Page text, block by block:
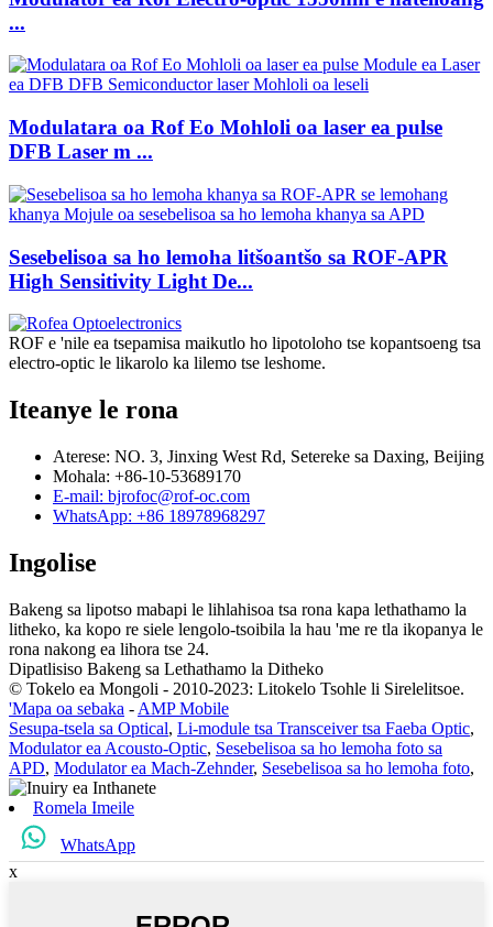
...
Modulatara oa Rof Eo Mohloli oa laser ea pulse
DFB Laser m ...
Sesebelisoa sa ho lemoha litšoantšo sa ROF-APR
High Sensitivity Light De...
ROF e 'nile ea tsepamisa maikutlo ho lipotoloho tse kopantsoeng tsa
electro-optic le likarolo ka lilemo tse leshome.
Iteanye le rona
Aterese: NO. 3, Jinxing West Rd, Setereke sa Daxing, Beijing
Mohala: +86-10-53689170
E-mail: bjrofoc@rof-oc.com
WhatsApp: +86 18978968297
Ingolise
Bakeng sa lipotso mabapi le lihlahisoa tsa rona kapa lethathamo la
litheko, ka kopo re siele lengolo-tsoibila la hau 'me re tla ikopanya le
rona nakong ea lihora tse 24.
Dipatlisiso Bakeng sa Lethathamo la Ditheko
© Tokelo ea Mongoli - 2010-2023: Litokelo Tsohle li Sirelelitsoe.
'Mapa oa sebaka - AMP Mobile
Sesupa-tsela sa Optical, Li-module tsa Transceiver tsa Faeba Optic,
Modulator ea Acousto-Optic, Sesebelisoa sa ho lemoha foto sa
APD, Modulator ea Mach-Zehnder, Sesebelisoa sa ho lemoha foto,
Romela Imeile
WhatsApp
x